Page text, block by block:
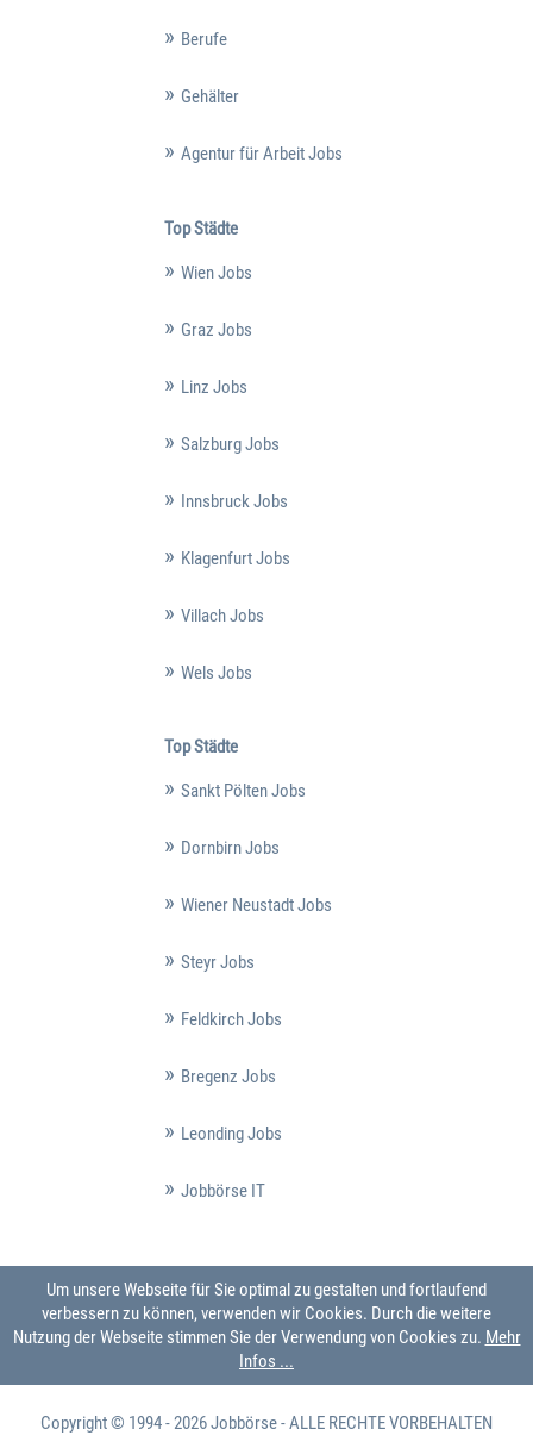
Berufe
Gehälter
Agentur für Arbeit Jobs
Top Städte
Wien Jobs
Graz Jobs
Linz Jobs
Salzburg Jobs
Innsbruck Jobs
Klagenfurt Jobs
Villach Jobs
Wels Jobs
Top Städte
Sankt Pölten Jobs
Dornbirn Jobs
Wiener Neustadt Jobs
Steyr Jobs
Feldkirch Jobs
Bregenz Jobs
Leonding Jobs
Jobbörse IT
Um unsere Webseite für Sie optimal zu gestalten und fortlaufend
verbessern zu können, verwenden wir Cookies. Durch die weitere
Nutzung der Webseite stimmen Sie der Verwendung von Cookies zu. Mehr
Infos ...
Copyright © 1994 - 2026Jobbörse- ALLE RECHTE VORBEHALTEN